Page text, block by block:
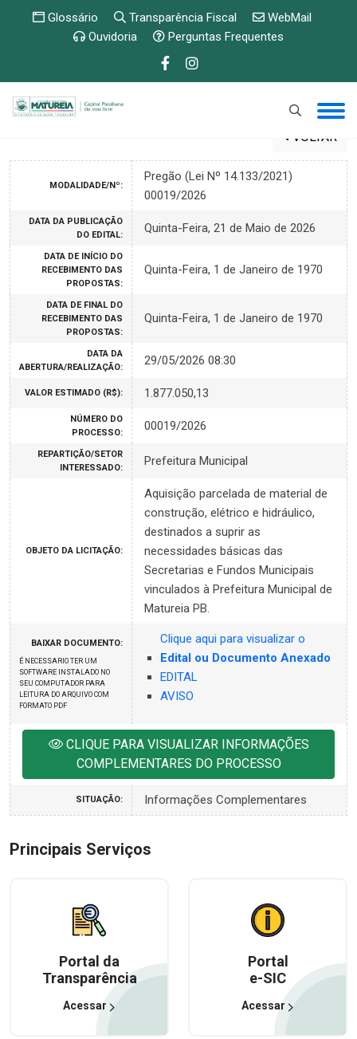
Glossário Transparência Fiscal
WebMail
Ouvidoria
Perguntas Frequentes
VOLTAR
MODALIDADE/Nº:
Pregão (Lei Nº 14.133/2021)
00019/2026
DATA DA PUBLICAÇÃO
DO EDITAL:
Quinta-Feira, 21 de Maio de 2026
DATA DE INÍCIO DO
RECEBIMENTO DAS
PROPOSTAS:
Quinta-Feira, 1 de Janeiro de 1970
DATA DE FINAL DO
RECEBIMENTO DAS
PROPOSTAS:
Quinta-Feira, 1 de Janeiro de 1970
DATA DA
ABERTURA/REALIZAÇÃO:
29/05/2026 08:30
VALOR ESTIMADO (R$): 1.877.050,13
NÚMERO DO
PROCESSO:
00019/2026
REPARTIÇÃO/SETOR
INTERESSADO:
Prefeitura Municipal
OBJETO DA LICITAÇÃO:
Aquisição parcelada de material de
construção, elétrico e hidráulico,
destinados a suprir as
necessidades básicas das
Secretarias e Fundos Municipais
vinculados à Prefeitura Municipal de
Matureia PB.
BAIXAR DOCUMENTO:
É NECESSARIO TER UM
SOFTWARE INSTALADO NO
SEU COMPUTADOR PARA
LEITURA DO ARQUIVO COM
FORMATO PDF
Clique aqui para visualizar o
Edital ou Documento Anexado
EDITAL
AVISO
CLIQUE PARA VISUALIZAR INFORMAÇÕES
COMPLEMENTARES DO PROCESSO
SITUAÇÃO: Informações Complementares
Principais Serviços
Portal da
Transparência
Acessar
Portal
e-SIC
Acessar